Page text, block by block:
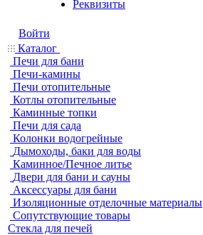
Реквизиты
Войти
Каталог
Печи для бани
Печи-камины
Печи отопительные
Котлы отопительные
Каминные топки
Печи для сада
Колонки водогрейные
Дымоходы, баки для воды
Каминное/Печное литье
Двери для бани и сауны
Аксессуары для бани
Изоляционные отделочные материалы
Сопутствующие товары
Стекла для печей